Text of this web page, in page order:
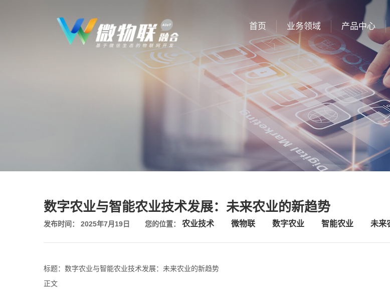
首页 业务领域 产品中心
数字农业与智能农业技术发展：未来农业的新趋势
发布时间： 2025年7月19日 您的位置： 农业技术 微物联 数字农业 智能农业 未来
标题：数字农业与智能农业技术发展：未来农业的新趋势
正文